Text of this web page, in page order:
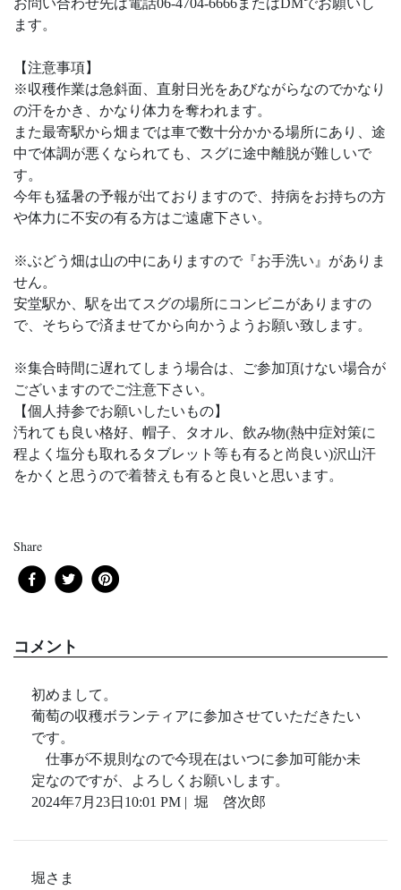
お問い合わせ先は電話06-4704-6666またはDMでお願いし
ます。
【注意事項】
※収穫作業は急斜面、直射日光をあびながらなのでかなり
の汗をかき、かなり体力を奪われます。
また最寄駅から畑までは車で数十分かかる場所にあり、途
中で体調が悪くなられても、スグに途中離脱が難しいで
す。
今年も猛暑の予報が出ておりますので、持病をお持ちの方
や体力に不安の有る方はご遠慮下さい。
※ぶどう畑は山の中にありますので『お手洗い』がありま
せん。
安堂駅か、駅を出てスグの場所にコンビニがありますの
で、そちらで済ませてから向かうようお願い致します。
※集合時間に遅れてしまう場合は、ご参加頂けない場合が
ございますのでご注意下さい。
【個人持参でお願いしたいもの】
汚れても良い格好、帽子、タオル、飲み物(熱中症対策に
程よく塩分も取れるタブレット等も有ると尚良い)沢山汗
をかくと思うので着替えも有ると良いと思います。
Share
コメント
初めまして。
葡萄の収穫ボランティアに参加させていただきたい
です。
仕事が不規則なので今現在はいつに参加可能か未
定なのですが、よろしくお願いします。
2024年7月23日10:01 PM | 堀 啓次郎
堀さま